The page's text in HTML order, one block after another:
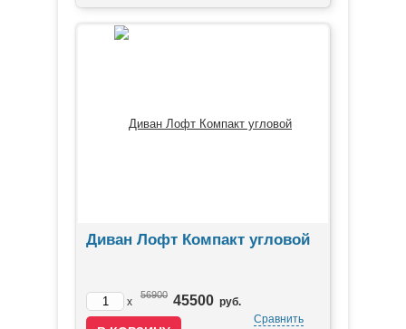
Диван Лофт Компакт угловой
x
56900 45500 руб.
Сравнить